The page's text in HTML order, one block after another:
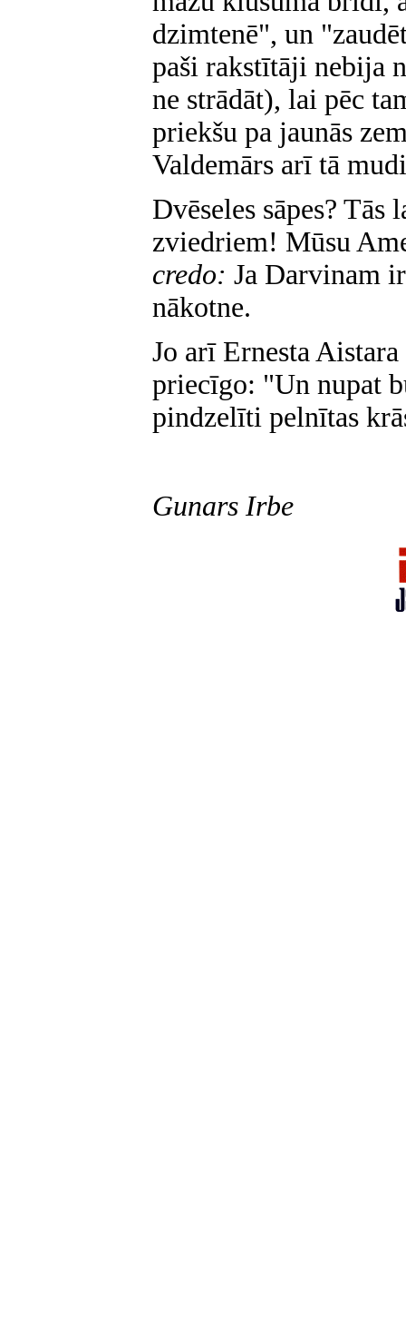
dzimtenē", un
paši rakstītāji nebija
ne strādāt), lai pēc
priekšu pa jaunās
Valdemārs arī tā
Dvēseles sāpes?
zviedriem! Mūsu
credo: Ja Darvinam
nākotne.
Jo arī Ernesta
priecīgo: "Un nupat
pindzelīti pelnītas
Gunars Irbe